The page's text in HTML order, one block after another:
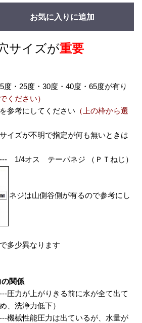
お気に入りに追加
サイズが重要
・25度・30度・40度・65度が有り
ください）
考にしてください （上の枠から選
イズが不明で指定が何も無いときは
1/4オス テーパネジ （ＰＴねじ）
ネジは山側谷側が有るので参考にし
多少異なります
関係
圧力が上がりきる前に水が全て出て
、洗浄力低下）
機械性能圧力は出ているが、水量が